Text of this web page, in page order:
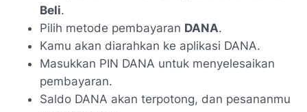
Beli.
Pilih metode pembayaran DANA.
Kamu akan diarahkan ke aplikasi DANA.
Masukkan PIN DANA untuk menyelesaikan
pembayaran.
Saldo DANA akan terpotong, dan pesananmu